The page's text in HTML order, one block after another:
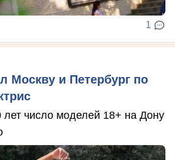
1
Москву и Петербург по
число моделей 18+ на Дону